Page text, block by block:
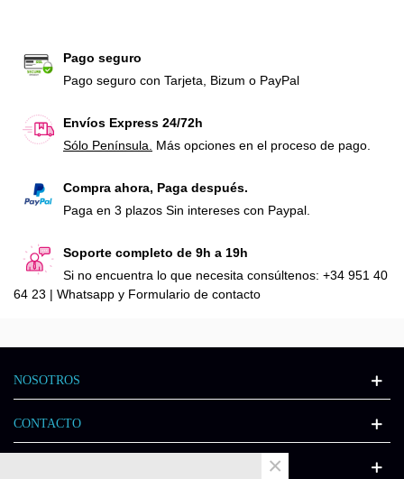
Pago seguro
Pago seguro con Tarjeta, Bizum o PayPal
Envíos Express 24/72h
Sólo Península. Más opciones en el proceso de pago.
Compra ahora, Paga después.
Paga en 3 plazos Sin intereses con Paypal.
Soporte completo de 9h a 19h
Si no encuentra lo que necesita consúltenos: +34 951 40
64 23 | Whatsapp y Formulario de contacto
NOSOTROS
CONTACTO
×